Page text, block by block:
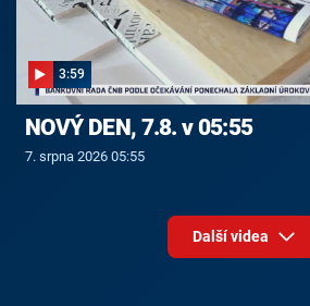
3:59
NOVÝ DEN, 7.8. v 05:55
7. srpna 2026 05:55
Další videa